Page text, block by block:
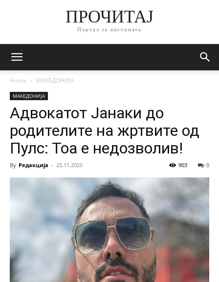
ПРОЧИТАЈ
Портал за вистината
Home МАКЕДОНИЈА
МАКЕДОНИЈА
Адвокатот Јанаки до
родителите на жртвите од
Пулс: Тоа е недозволив!
By Редакција - 25.11.2025 0
903